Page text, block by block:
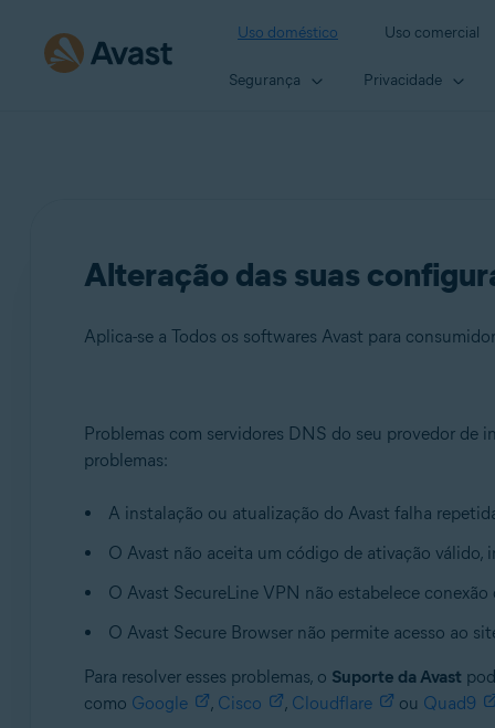
Uso doméstico Uso comercial
Segurança Privacidade
Alteração das suas
Aplica-se a Todos os softwares Avast para
Produtos:
Todos os softwares Avast para consumidores
Sistemas operacionais:
Todas as plataformas compatíveis
Problemas com servidores DNS do seu provedor de
problemas:
A instalação ou atualização do Avast falha
O Avast não aceita um código de ativação
O Avast SecureLine VPN não estabelece
O Avast Secure Browser não permite acesso ao
Para resolver esses problemas, o Suporte da Avast
como Google , Cisco , Cloudflare ou Quad9